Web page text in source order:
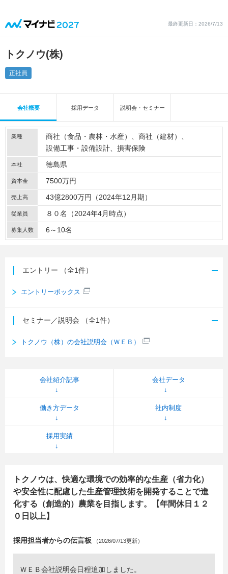
最終更新日：2026/7/13
トクノウ(株)
正社員
会社概要 採用データ 説明会・セミナー
業種 商社（食品・農林・水産）
商社（建材）
設備工事・設備設計
損害保険
本社 徳島県
資本金 7500万円
売上高 43億2800万円（2024年12月期）
従業員 ８０名（2024年4月時点）
募集人数 6～10名
エントリー （全1件）
エントリーボックス
セミナー／説明会 （全1件）
トクノウ（株）の会社説明会（ＷＥＢ）
会社紹介記事 会社データ
働き方データ 社内制度
採用実績
トクノウは、快適な環境での効率的な生産（省力化）
や安全性に配慮した生産管理技術を開発することで進
化する（創造的）農業を目指します。【年間休日１２
０日以上】
採用担当者からの伝言板 （2026/07/13更新）
ＷＥＢ会社説明会日程追加しました。